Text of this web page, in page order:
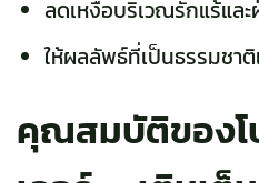
ลดเหงื่อบริเวณรักแร้และ
ให้ผลลัพธ์ที่เป็นธรรมชาติ
คุณสมบัติของ